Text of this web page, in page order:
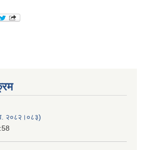
२०८२।०८३)